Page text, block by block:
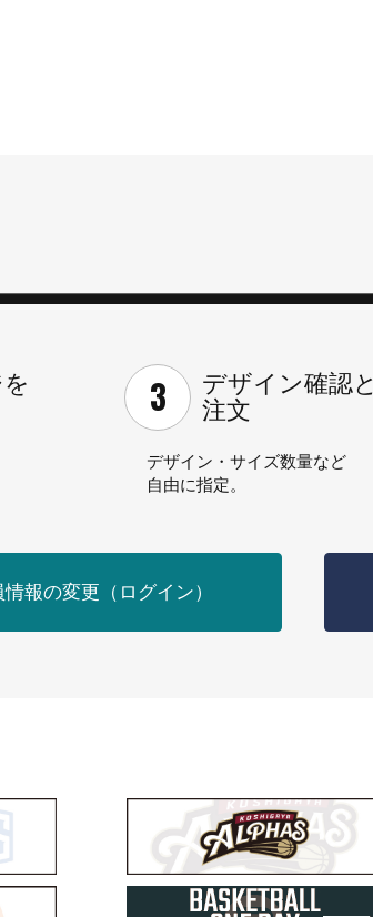
デザイン確認と
注文
デザイン・サイズ数量など
自由に指定。
情報の変更 （ログイン）